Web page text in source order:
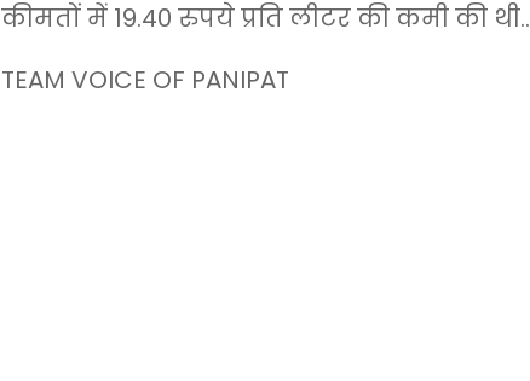
कीमतों में 19.40 रुपये प्रति लीटर की कमी की थी..
TEAM VOICE OF PANIPAT